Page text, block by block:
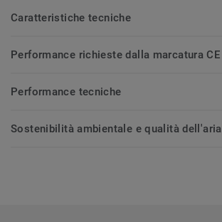
Caratteristiche tecniche
Performance richieste dalla marcatura CE
Performance tecniche
Sostenibilità ambientale e qualità dell'aria